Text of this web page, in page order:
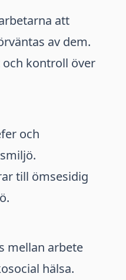
att
av dem.
kontroll över
och
till ömsesidig
mellan arbete
hälsa.